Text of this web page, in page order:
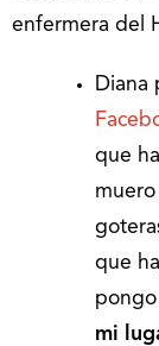
enfermera del
Diana
que
que
mi